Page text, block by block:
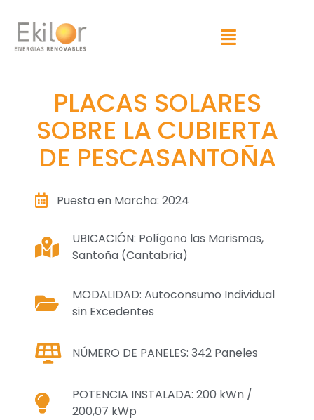
PLACAS SOLARES
SOBRE LA CUBIERTA
DE PESCASANTOÑA
Puesta en Marcha: 2024
UBICACIÓN: Polígono las Marismas,
Santoña (Cantabria)
MODALIDAD: Autoconsumo Individual
sin Excedentes
NÚMERO DE PANELES: 342 Paneles
POTENCIA INSTALADA: 200 kWn /
200,07 kWp